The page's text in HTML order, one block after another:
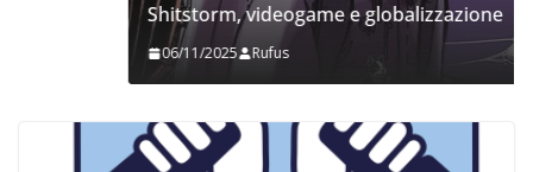
Shitstorm, videogame e globalizzazione
Rufus